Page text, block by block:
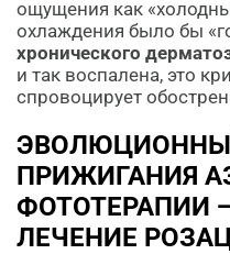
ощущения как
охлаждения было бы
хронического
и так воспалена, это
спровоцирует
ПРИЖИГАНИЯ
ФОТОТЕРАПИИ
ЛЕЧЕНИЕ